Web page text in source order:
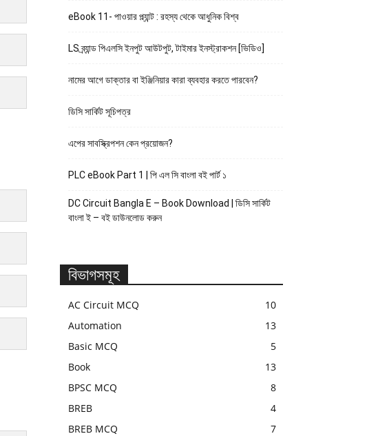
eBook 11- পাওয়ার প্ল্যান্ট : রহস্য থেকে আধুনিক বিশ্ব
LS ব্র্যান্ড পিএলসি ইনপুট আউটপুট, টাইমার ইনস্ট্রাকশন [ভিডিও]
নামের আগে ডাক্তার বা ইঞ্জিনিয়ার কারা ব্যবহার করতে পারবেন?
ডিসি সার্কিট সূচিপত্র
এপের সাবস্ক্রিপশন কেন প্রয়োজন?
PLC eBook Part 1 | পি এল সি বাংলা বই পার্ট ১
DC Circuit Bangla E – Book Download | ডিসি সার্কিট
বাংলা ই – বই ডাউনলোড করুন
বিভাগসমূহ
AC Circuit MCQ
10
Automation
13
Basic MCQ
5
Book
13
BPSC MCQ
8
BREB
4
BREB MCQ
7